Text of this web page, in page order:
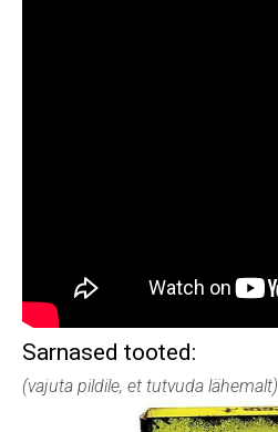
Sarnased tooted:
(vajuta pildile, et tutvuda lähemalt)